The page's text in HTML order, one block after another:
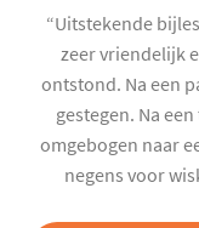
“Uitstekende
zeer vriendelijk
ontstond. Na een
gestegen. Na
omgebogen naar
negens voor